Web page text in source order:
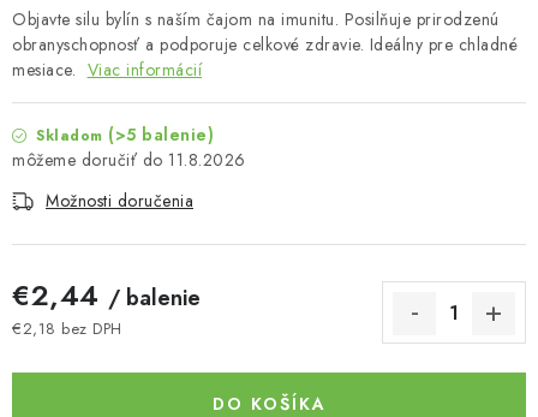
Objavte silu bylín s naším čajom na imunitu. Posilňuje prirodzenú
obranyschopnosť a podporuje celkové zdravie. Ideálny pre chladné
mesiace. Viac informácií
Skladom (>5 balenie)
11.8.2026
Možnosti doručenia
€2,44 / balenie
€2,18 bez DPH
DO KOŠÍKA